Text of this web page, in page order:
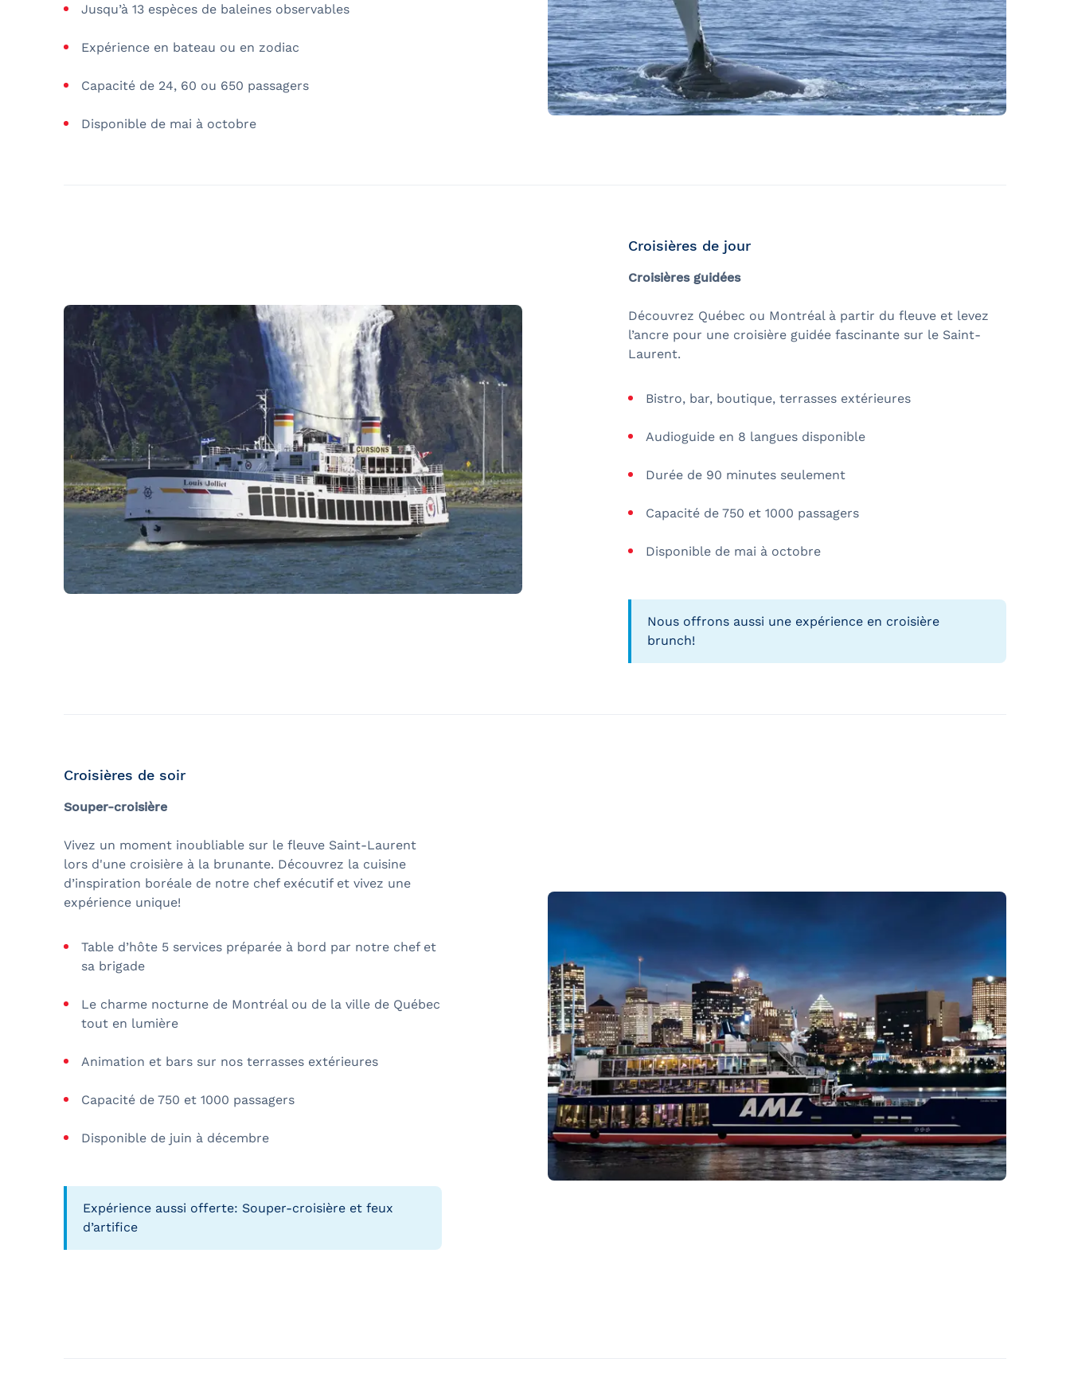
Jusqu’à 13 espèces de baleines observables
Expérience en bateau ou en zodiac
Capacité de 24, 60 ou 650 passagers
Disponible de mai à octobre
Croisières de jour
Croisières guidées
Découvrez Québec ou Montréal à partir du fleuve et levez
l’ancre pour une croisière guidée fascinante sur le Saint-
Laurent.
Bistro, bar, boutique, terrasses extérieures
Audioguide en 8 langues disponible
Durée de 90 minutes seulement
Capacité de 750 et 1000 passagers
Disponible de mai à octobre
Nous offrons aussi une expérience en croisière
brunch!
Croisières de soir
Souper-croisière
Vivez un moment inoubliable sur le fleuve Saint-Laurent
lors d'une croisière à la brunante. Découvrez la cuisine
d’inspiration boréale de notre chef exécutif et vivez une
expérience unique!
Table d’hôte 5 services préparée à bord par notre chef et
sa brigade
Le charme nocturne de Montréal ou de la ville de Québec
tout en lumière
Animation et bars sur nos terrasses extérieures
Capacité de 750 et 1000 passagers
Disponible de juin à décembre
Expérience aussi offerte: Souper-croisière et feux
d’artifice